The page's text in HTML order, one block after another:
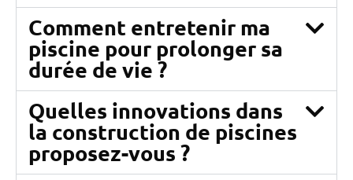
Comment entretenir ma
piscine pour prolonger sa
durée de vie ?
Quelles innovations dans
la construction de piscines
proposez-vous ?